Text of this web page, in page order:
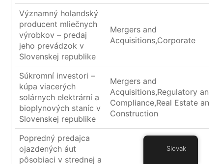
Významný holandský
producent mliečnych
výrobkov – predaj
jeho prevádzok v
Slovenskej republike
Mergers and
Acquisitions,Corporate
Súkromní investori –
kúpa viacerých
solárnych elektrární a
bioplynových staníc v
Slovenskej republike
Mergers and
Acquisitions,Regulatory and
Compliance,Real Estate and
Construction
Popredný predajca
ojazdených áut
pôsobiaci v strednej a
Slovak